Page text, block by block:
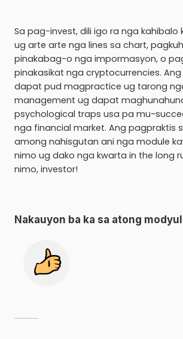
Sa pag-invest, dili igo ra nga kahibalo
ug arte arte nga lines sa chart,
pinakabag-o nga impormasyon, o
pinakasikat nga cryptocurrencies.
dapat pud magpractice ug tarong
management ug dapat
psychological traps usa pa mu-
nga financial market. Ang pagpraktis
among nahisgutan ani nga module
nimo ug dako nga kwarta in the long
nimo, investor!
Nakauyon ba ka sa atong modyul